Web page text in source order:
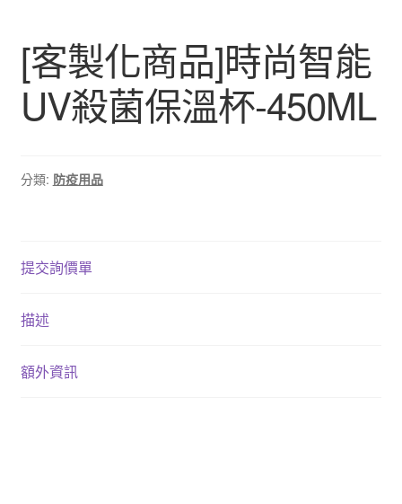
[客製化商品]時尚智能
UV殺菌保溫杯-450ML
分類: 防疫用品
提交詢價單
描述
額外資訊